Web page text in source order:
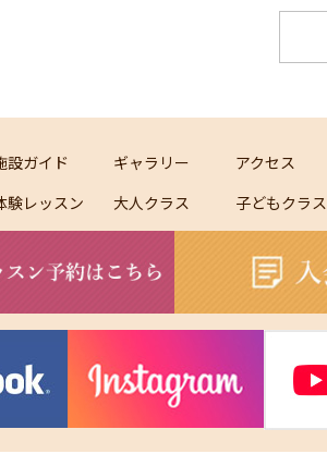
設ガイド ギャラリー アクセス
験レッスン
大人クラス 子どもクラス